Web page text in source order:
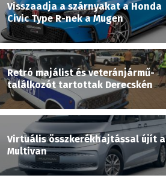
Visszaadja a szárnyakat a Honda
Civic Type R-nek a Mugen
Retró majálist és veteránjármű-
találkozót tartottak Derecskén
Virtuális összkerékhajtással újít a
Multivan